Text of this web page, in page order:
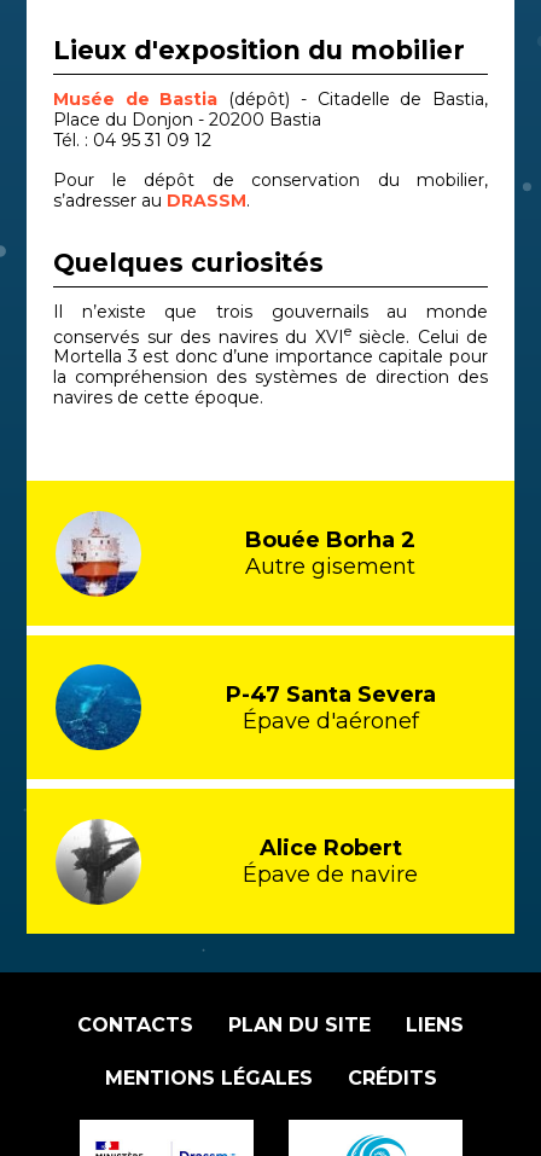
Lieux d'exposition du mobilier
Musée de Bastia (dépôt) - Citadelle de Bastia,
Place du Donjon - 20200 Bastia
Tél. : 04 95 31 09 12
Pour le dépôt de conservation du mobilier,
s’adresser au DRASSM.
Quelques curiosités
Il n’existe que trois gouvernails au monde
conservés sur des navires du XVIesiècle. Celui de
Mortella 3 est donc d’une importance capitale pour
la compréhension des systèmes de direction des
navires de cette époque.
Bouée Borha 2
Autre gisement
P-47 Santa Severa
Épave d'aéronef
Alice Robert
Épave de navire
CONTACTS PLAN DU SITE LIENS
MENTIONS LÉGALES CRÉDITS